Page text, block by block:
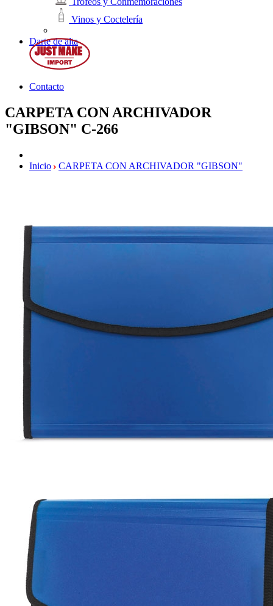
Vinos y Coctelería
Darte de alta
Contacto
CARPETA CON ARCHIVADOR
"GIBSON" C-266
Inicio CARPETA CON ARCHIVADOR "GIBSON"